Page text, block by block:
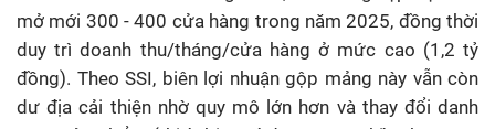
mở mới 300 - 400 cửa hàng trong năm 2025, đồng thời
duy trì doanh thu/tháng/cửa hàng ở mức cao (1,2 tỷ
đồng). Theo SSI, biên lợi nhuận gộp mảng này vẫn còn
dư địa cải thiện nhờ quy mô lớn hơn và thay đổi danh